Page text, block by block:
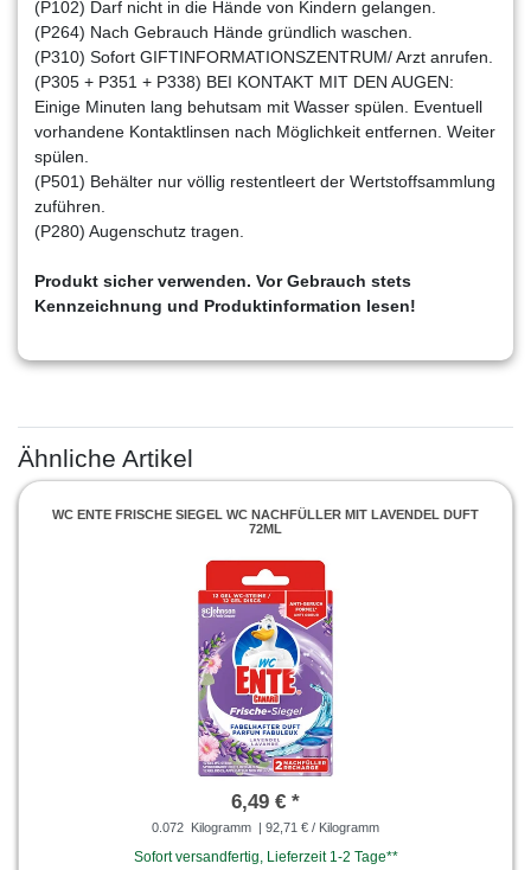
(P102) Darf nicht in die Hände von Kindern gelangen.
(P264) Nach Gebrauch Hände gründlich waschen.
(P310) Sofort GIFTINFORMATIONSZENTRUM/ Arzt anrufen.
(P305 + P351 + P338) BEI KONTAKT MIT DEN AUGEN:
Einige Minuten lang behutsam mit Wasser spülen. Eventuell
vorhandene Kontaktlinsen nach Möglichkeit entfernen. Weiter
spülen.
(P501) Behälter nur völlig restentleert der Wertstoffsammlung
zuführen.
(P280) Augenschutz tragen.
Produkt sicher verwenden. Vor Gebrauch stets
Kennzeichnung und Produktinformation lesen!
Ähnliche Artikel
WC ENTE FRISCHE SIEGEL WC NACHFÜLLER MIT LAVENDEL DUFT
72ML
6,49 € *
0.072 Kilogramm | 92,71 € / Kilogramm
Sofort versandfertig, Lieferzeit 1-2 Tage**